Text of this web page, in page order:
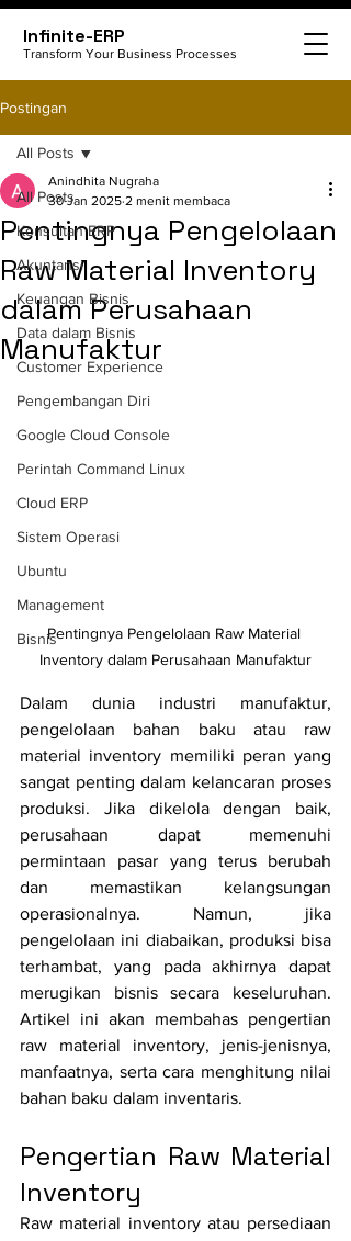
Infinite-ERP
Transform Your Business Processes
Postingan
All Posts
Konsultan ERP
Akuntansi
Keuangan Bisnis
Data dalam Bisnis
Customer Experience
Pengembangan Diri
Google Cloud Console
Perintah Command Linux
Cloud ERP
Sistem Operasi
Ubuntu
Management
Bisnis
All Posts
Pentingnya Pengelolaan
Raw Material Inventory
dalam Perusahaan
Manufaktur
Anindhita Nugraha
30 Jan 2025 2 menit membaca
Pentingnya Pengelolaan Raw Material
Inventory dalam Perusahaan Manufaktur
Dalam dunia industri manufaktur,
pengelolaan bahan baku atau raw
material inventory memiliki peran yang
sangat penting dalam kelancaran proses
produksi. Jika dikelola dengan baik,
perusahaan dapat memenuhi
permintaan pasar yang terus berubah
dan memastikan kelangsungan
operasionalnya. Namun, jika
pengelolaan ini diabaikan, produksi bisa
terhambat, yang pada akhirnya dapat
merugikan bisnis secara keseluruhan.
Artikel ini akan membahas pengertian
raw material inventory, jenis-jenisnya,
manfaatnya, serta cara menghitung nilai
bahan baku dalam inventaris.
Pengertian Raw Material
Inventory
Raw material inventory atau persediaan